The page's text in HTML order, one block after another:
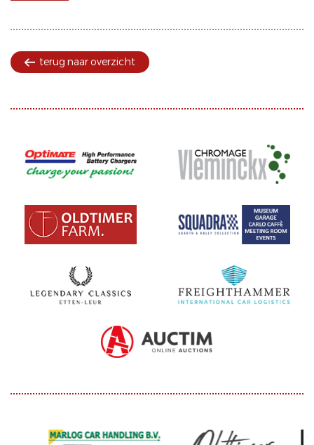
terug naar overzicht